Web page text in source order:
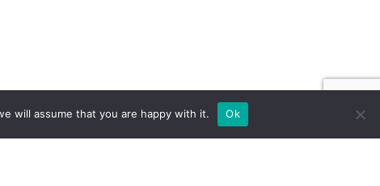
will assume that you are happy with it. Ok